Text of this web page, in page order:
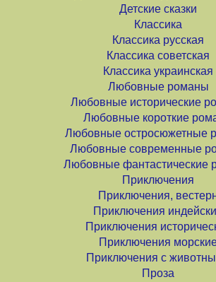
Детские сказки
Классика
Классика русская
Классика советская
Классика украинская
Любовные романы
Любовные исторические
Любовные короткие
Любовные остросюжетные
Любовные современные
Любовные фантастические
Приключения
Приключения,
Приключения
Приключения
Приключения
Приключения с
Проза